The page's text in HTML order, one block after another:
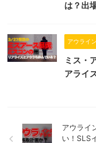
は？出
アウライ
ミス・
アライ
アウライ
い！SLS